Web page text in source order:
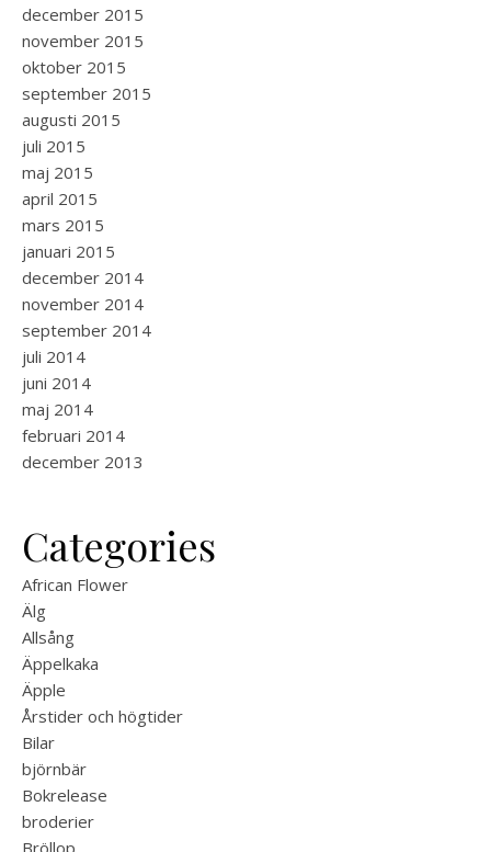
december 2015
november 2015
oktober 2015
september 2015
augusti 2015
juli 2015
maj 2015
april 2015
mars 2015
januari 2015
december 2014
november 2014
september 2014
juli 2014
juni 2014
maj 2014
februari 2014
december 2013
Categories
African Flower
Älg
Allsång
Äppelkaka
Äpple
Årstider och högtider
Bilar
björnbär
Bokrelease
broderier
Bröllop